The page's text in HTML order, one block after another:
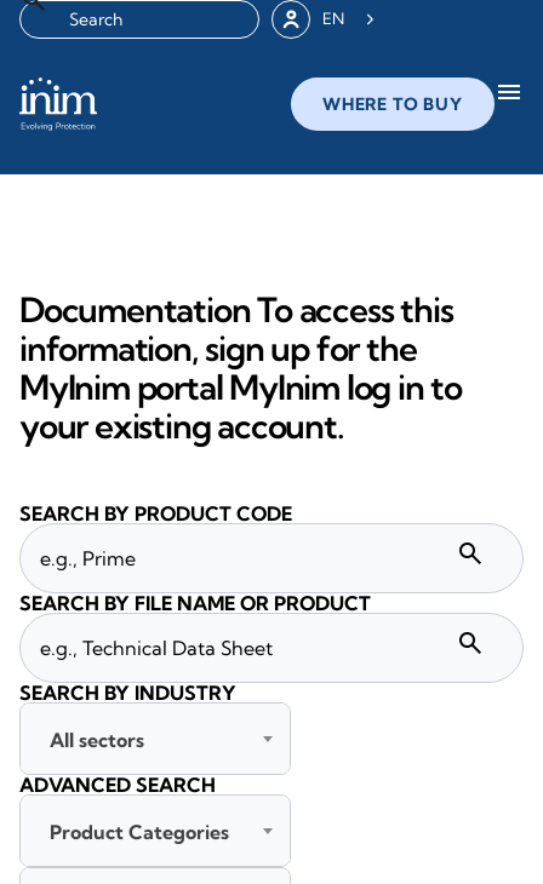
EN
WHERE TO BUY menu
Documentation To access this
information, sign up for the
MyInim portal MyInim log in to
your existing account.
SEARCH BY PRODUCT CODE
search
SEARCH BY FILE NAME OR PRODUCT
search
SEARCH BY INDUSTRY
All sectors
ADVANCED SEARCH
Product Categories